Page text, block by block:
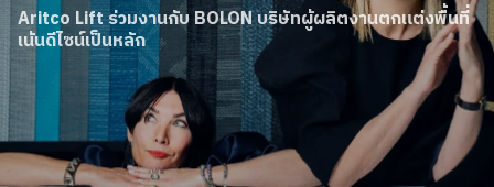
สําหรับมืออาชีพ
สั่งซื้อ Digital HomeKit
ติดต่อเรา
Aritco Lift ร่วมงานกับ BOLON บริษัทผู้ผลิตงานตกแต่งพื้นที่
เน้นดีไซน์เป็นหลัก